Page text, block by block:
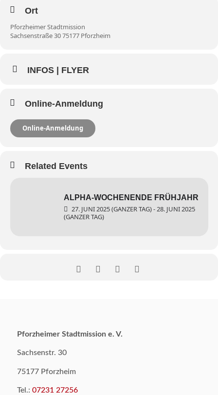
Ort
Pforzheimer Stadtmission
Sachsenstraße 30 75177 Pforzheim
INFOS | FLYER
Online-Anmeldung
Online-Anmeldung
Related Events
ALPHA-WOCHENENDE FRÜHJAHR
27. JUNI 2025 (GANZER TAG) - 28. JUNI 2025
(GANZER TAG)
Pforzheimer Stadtmission e. V.
Sachsenstr. 30
75177 Pforzheim
Tel.: 07231 27256